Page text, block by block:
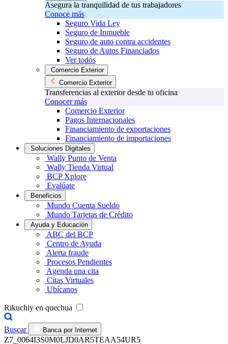
Asegura la tranquilidad de tus trabajadores
Conoce más
Seguro Vida Ley
Seguro de Inmueble
Seguro de auto contra accidentes
Seguro de Autos Financiados
Ver todos
Comercio Exterior
Comercio Exterior
Transferencias al exterior desde tu oficina
Conocer más
Comercio Exterior
Pagos Internacionales
Financiamiento de exportaciones
Financiamiento de importaciones
Soluciones Digitales
Wally Punto de Venta
Wally Tienda Virtual
BCP Xplore
Evalúate
Beneficios
Mundo Cuenta Sueldo
Mundo Tarjetas de Crédito
Ayuda y Educación
ABC del BCP
Centro de Ayuda
Alerta fraude
Procesos Pendientes
Agenda una cita
Citas Virtuales
Ubícanos
Rikuchiy en quechua
Buscar Banca por Internet
Z7_0064I3S0M0LJD0AR5TEAA54UR5